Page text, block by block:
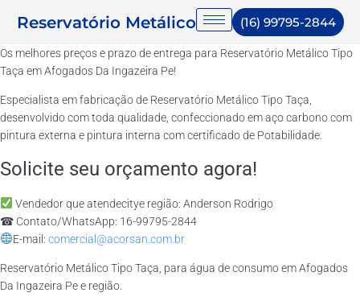
Reservatório Metálico (16) 99795-2844
Os melhores preços e prazo de entrega para Reservatório Metálico Tipo
Taça em Afogados Da Ingazeira Pe!
Especialista em fabricação de Reservatório Metálico Tipo Taça,
desenvolvido com toda qualidade, confeccionado em aço carbono com
pintura externa e pintura interna com certificado de Potabilidade.
Solicite seu orçamento agora!
Vendedor que atendecitye região: Anderson Rodrigo
☎ Contato/WhatsApp: 16-99795-2844
E-mail: comercial@acorsan.com.br
Reservatório Metálico Tipo Taça, para água de consumo em Afogados
Da Ingazeira Pe e região.